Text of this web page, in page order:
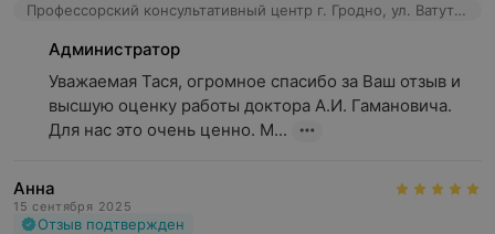
Профессорский консультативный центр г. Гродно, ул. Ватутина, 4а
Администратор
Уважаемая Тася, огромное спасибо за Ваш отзыв и
высшую оценку работы доктора А.И. Гамановича.
Для нас это очень ценно. М...
Анна
15 сентября 2025
Отзыв подтвержден